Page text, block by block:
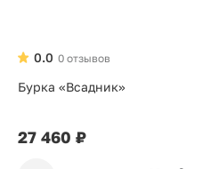
0 отзывов
0.0
Бурка «Всадник»
27 460 ₽